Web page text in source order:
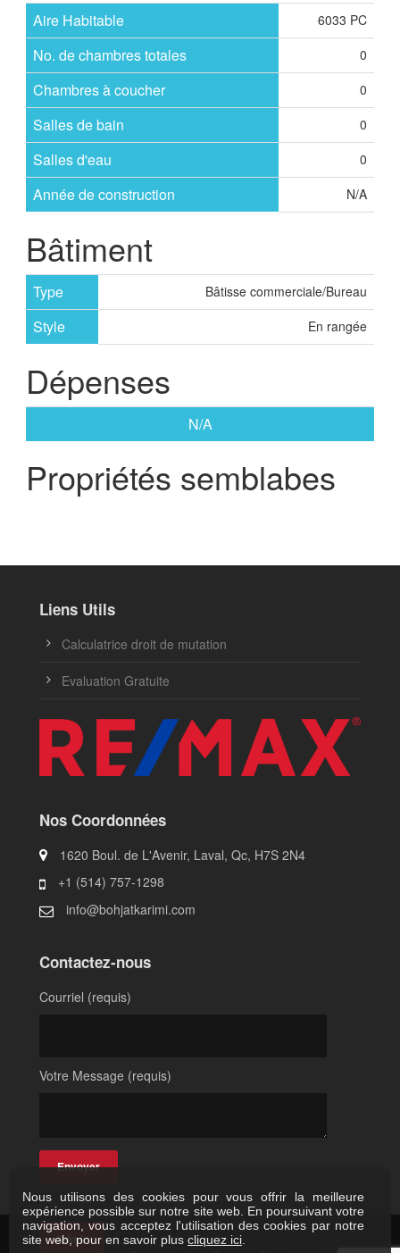
Aire Habitable 6033 PC
No. de chambres totales 0
Chambres à coucher 0
Salles de bain 0
Salles d'eau 0
Année de construction N/A
Bâtiment
Type Bâtisse commerciale/Bureau
Style En rangée
Dépenses
N/A
Propriétés semblabes
Liens Utils
Calculatrice droit de mutation
Evaluation Gratuite
Nos Coordonnées
1620 Boul. de L'Avenir, Laval, Qc, H7S 2N4
+1 (514) 757-1298
info@bohjatkarimi.com
Contactez-nous
Courriel (requis)
Votre Message (requis)
Admin
Nous utilisons des cookies pour vous offrir la meilleure
expérience possible sur notre site web. En poursuivant votre
navigation, vous acceptez l'utilisation des cookies par notre
site web, pour en savoir plus cliquez ici